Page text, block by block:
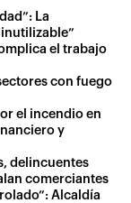
La
el trabajo
con fuego
el incendio en
y
delincuentes
comerciantes
Alcaldía